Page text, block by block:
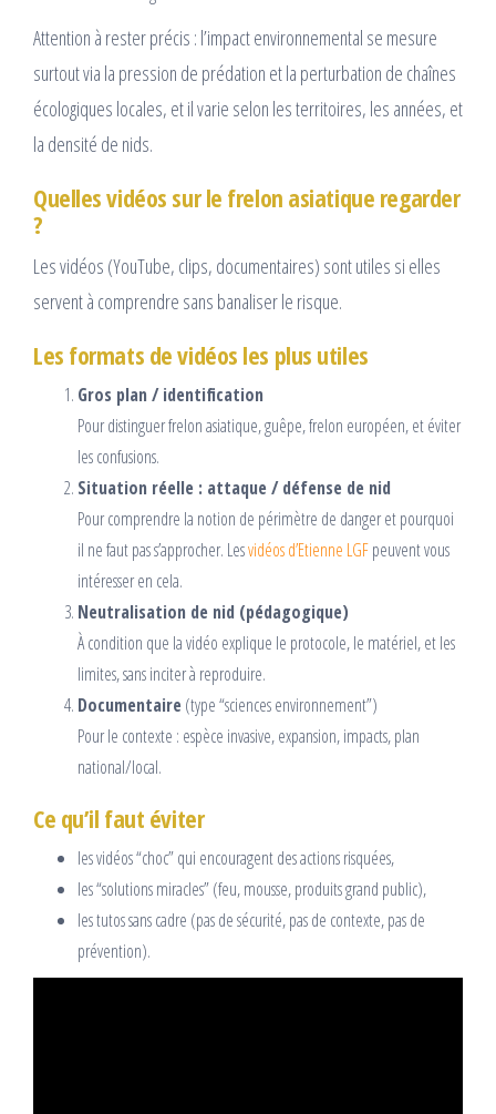
Attention à rester précis : l’impact environnemental se mesure
surtout via la pression de prédation et la perturbation de chaînes
écologiques locales, et il varie selon les territoires, les années, et
la densité de nids.
Quelles vidéos sur le frelon asiatique regarder
?
Les vidéos (YouTube, clips, documentaires) sont utiles si elles
servent à comprendre sans banaliser le risque.
Les formats de vidéos les plus utiles
Gros plan / identification
Pour distinguer frelon asiatique, guêpe, frelon européen, et éviter
les confusions.
Situation réelle : attaque / défense de nid
Pour comprendre la notion de périmètre de danger et pourquoi
il ne faut pas s’approcher. Lesvidéos d’Etienne LGFpeuvent vous
intéresser en cela.
Neutralisation de nid (pédagogique)
À condition que la vidéo explique le protocole, le matériel, et les
limites, sans inciter à reproduire.
Documentaire (type “sciences environnement”)
Pour le contexte : espèce invasive, expansion, impacts, plan
national/local.
Ce qu’il faut éviter
les vidéos “choc” qui encouragent des actions risquées,
les “solutions miracles” (feu, mousse, produits grand public),
les tutos sans cadre (pas de sécurité, pas de contexte, pas de
prévention).